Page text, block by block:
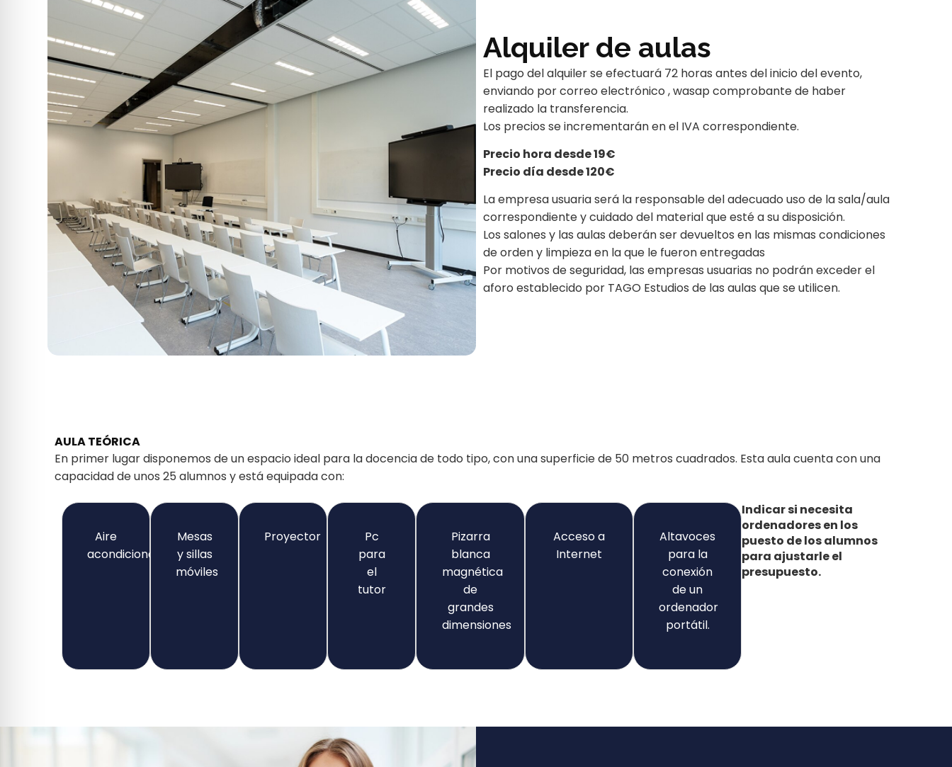
Alquiler de aulas
El pago del alquiler se efectuará 72 horas antes del inicio del evento,
enviando por correo electrónico , wasap comprobante de haber
realizado la transferencia.
Los precios se incrementarán en el IVA correspondiente.
Precio hora desde 19€
Precio día desde 120€
La empresa usuaria será la responsable del adecuado uso de la sala/aula
correspondiente y cuidado del material que esté a su disposición.
Los salones y las aulas deberán ser devueltos en las mismas condiciones
de orden y limpieza en la que le fueron entregadas
Por motivos de seguridad, las empresas usuarias no podrán exceder el
aforo establecido por TAGO Estudios de las aulas que se utilicen.
AULA TEÓRICA
En primer lugar disponemos de un espacio ideal para la docencia de todo tipo, con una superficie de 50 metros cuadrados. Esta aula cuenta con una
capacidad de unos 25 alumnos y está equipada con:
Aire
acondicionado
Mesas
y sillas
móviles
Proyector
Pc
para
el
tutor
Pizarra
blanca
magnética
de
grandes
dimensiones
Acceso a
Internet
Altavoces
para la
conexión
de un
ordenador
portátil.
Indicar si necesita
ordenadores en los
puesto de los alumnos
para ajustarle el
presupuesto.